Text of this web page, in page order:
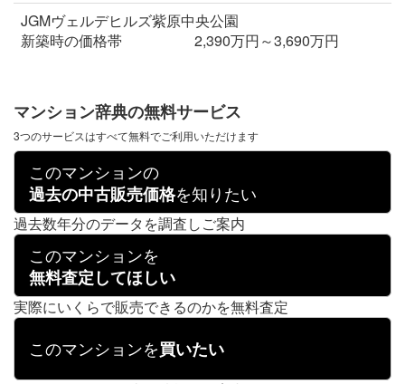
JGMヴェルデヒルズ紫原中央公園
新築時の価格帯 2,390万円～3,690万円
マンション辞典の無料サービス
3つのサービスはすべて無料でご利用いただけます
このマンションの
過去の中古販売価格を知りたい
過去数年分のデータを調査しご案内
このマンションを
無料査定してほしい
実際にいくらで販売できるのかを無料査定
このマンションを買いたい